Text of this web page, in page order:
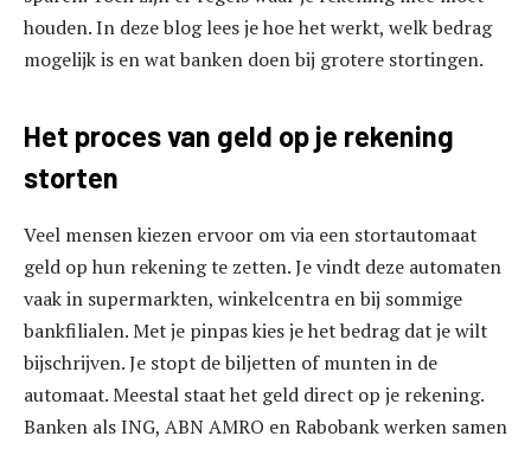
houden. In deze blog lees je hoe het werkt, welk bedrag
mogelijk is en wat banken doen bij grotere stortingen.
Het proces van geld op je rekening
storten
Veel mensen kiezen ervoor om via een stortautomaat
geld op hun rekening te zetten. Je vindt deze automaten
vaak in supermarkten, winkelcentra en bij sommige
bankfilialen. Met je pinpas kies je het bedrag dat je wilt
bijschrijven. Je stopt de biljetten of munten in de
automaat. Meestal staat het geld direct op je rekening.
Banken als ING, ABN AMRO en Rabobank werken samen